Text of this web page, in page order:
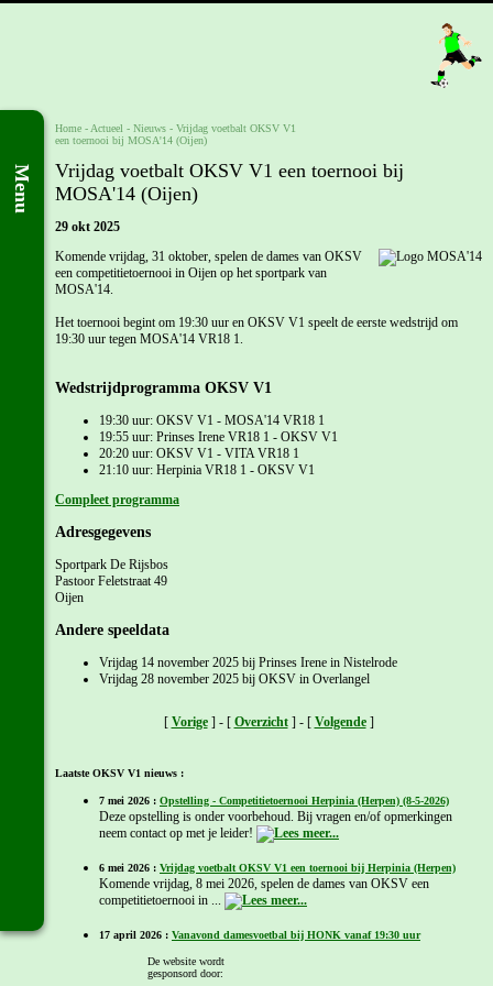
Menu
Home - Actueel - Nieuws - Vrijdag voetbalt OKSV V1
een toernooi bij MOSA'14 (Oijen)
Vrijdag voetbalt OKSV V1 een toernooi bij
MOSA'14 (Oijen)
29 okt 2025
Komende vrijdag, 31 oktober, spelen de dames van OKSV
een competitietoernooi in Oijen op het sportpark van
MOSA'14.
Het toernooi begint om 19:30 uur en OKSV V1 speelt de eerste wedstrijd om
19:30 uur tegen MOSA'14 VR18 1.
Wedstrijdprogramma OKSV V1
19:30 uur: OKSV V1 - MOSA'14 VR18 1
19:55 uur: Prinses Irene VR18 1 - OKSV V1
20:20 uur: OKSV V1 - VITA VR18 1
21:10 uur: Herpinia VR18 1 - OKSV V1
Compleet programma
Adresgegevens
Sportpark De Rijsbos
Pastoor Feletstraat 49
Oijen
Andere speeldata
Vrijdag 14 november 2025 bij Prinses Irene in Nistelrode
Vrijdag 28 november 2025 bij OKSV in Overlangel
[ Vorige] - [ Overzicht] - [ Volgende]
Laatste OKSV V1 nieuws :
7 mei 2026 : Opstelling - Competitietoernooi Herpinia (Herpen) (8-5-2026)
Deze opstelling is onder voorbehoud. Bij vragen en/of opmerkingen
neem contact op met je leider!
6 mei 2026 : Vrijdag voetbalt OKSV V1 een toernooi bij Herpinia (Herpen)
Komende vrijdag, 8 mei 2026, spelen de dames van OKSV een
competitietoernooi in ...
17 april 2026 : Vanavond damesvoetbal bij HONK vanaf 19:30 uur
De website wordt
gesponsord door: